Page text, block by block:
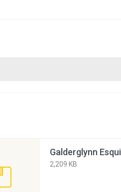
Galderglynn
2,209 KB